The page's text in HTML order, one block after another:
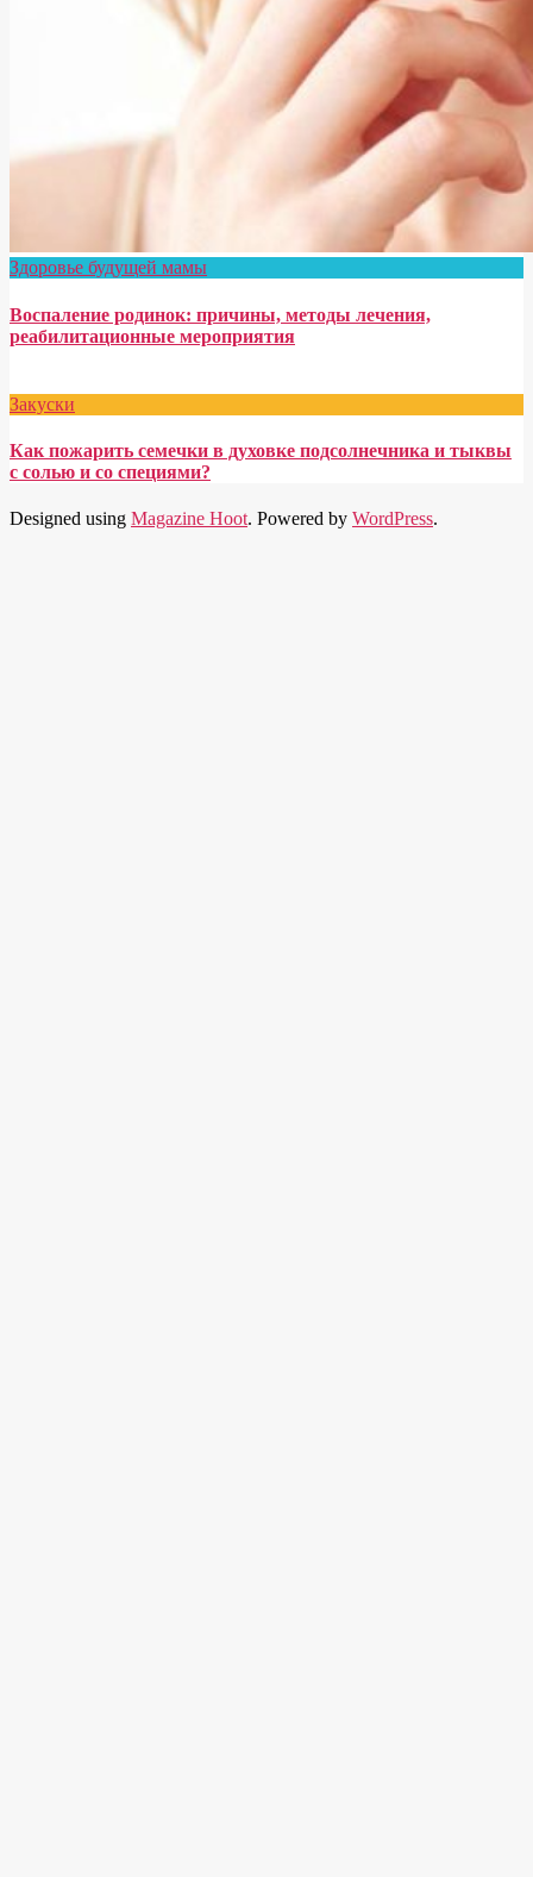
Здоровье будущей мамы
Воспаление родинок: причины, методы лечения,
реабилитационные мероприятия
Закуски
Как пожарить семечки в духовке подсолнечника и тыквы
с солью и со специями?
Designed using Magazine Hoot. Powered by WordPress.